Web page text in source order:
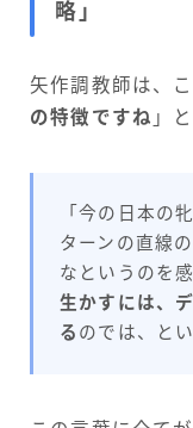
略」
矢作調教師は、
の特徴ですね 」
「今の日本の
ターンの直線
なというのを
生かすには、
る のでは、と